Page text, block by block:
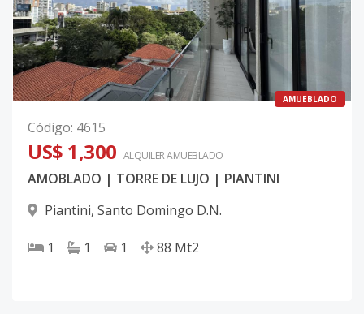
AMUEBLADO
Código: 4615
US$ 1,300 ALQUILERAMUEBLADO
AMOBLADO | TORRE DE LUJO | PIANTINI
Piantini, Santo Domingo D.N.
1 1 1 88 Mt2